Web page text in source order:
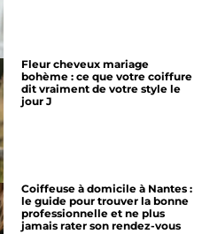
Fleur cheveux mariage
bohème : ce que votre coiffure
dit vraiment de votre style le
jour J
Coiffeuse à domicile à Nantes :
le guide pour trouver la bonne
professionnelle et ne plus
jamais rater son rendez-vous